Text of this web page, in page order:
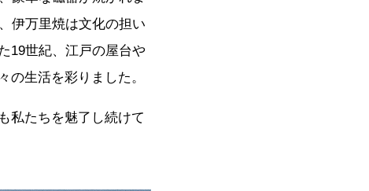
伊万里焼は文化の担い
19世紀、江戸の屋台や
生活を彩りました。
私たちを魅了し続けて